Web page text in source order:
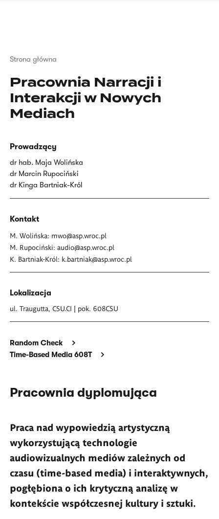
Ścieżka
nawigacyjna
Strona główna
Pracownia Narracji i
Interakcji w Nowych
Mediach
Prowadzący
dr hab. Maja Wolińska
dr Marcin Rupociński
dr Kinga Bartniak-Król
Kontakt
M. Wolińska: mwo@asp.wroc.pl
M. Rupociński: audio@asp.wroc.pl
K. Bartniak-Król: k.bartniak@asp.wroc.pl
Lokalizacja
ul. Traugutta, CSU.CI | pok. 608CSU
Random Check
Time-Based Media 608T
Pracownia dyplomująca
Praca nad wypowiedzią artystyczną
wykorzystującą technologie
audiowizualnych mediów zależnych od
czasu (time-based media) i interaktywnych,
pogłębiona o ich krytyczną analizę w
kontekście współczesnej kultury i sztuki.